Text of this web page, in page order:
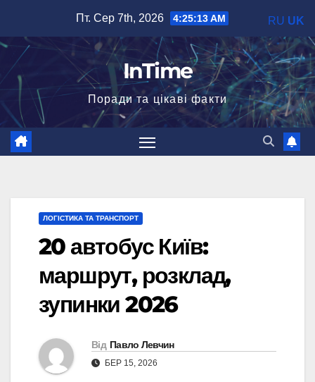
вмісту
Пт. Сер 7th, 2026 4:25:14 AM
InTime
Поради та цікаві факти
ЛОГІСТИКА ТА ТРАНСПОРТ
20 автобус Київ:
маршрут, розклад,
зупинки 2026
Від Павло Левчин
БЕР 15, 2026
RU UK